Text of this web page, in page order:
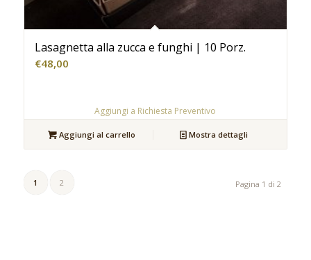
Lasagnetta alla zucca e funghi | 10 Porz.
€48,00
Aggiungi a Richiesta Preventivo
Aggiungi al carrello Mostra dettagli
Pagina 1 di 2
1 2